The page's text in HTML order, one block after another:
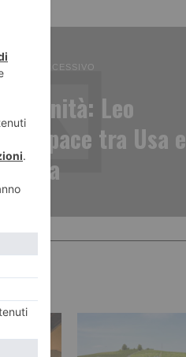
SUCCESSIVO
l'Unità: Leo
di pace tra Usa e
Cuba